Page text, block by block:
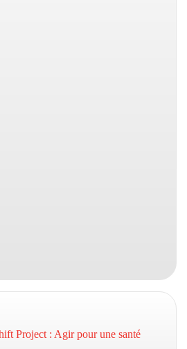
Project : Agir pour une santé